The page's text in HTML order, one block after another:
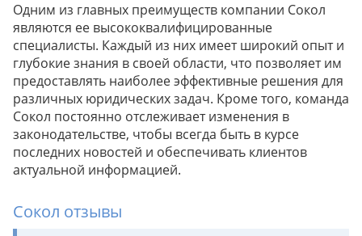
Одним из главных преимуществ компании Сокол
являются ее высококвалифицированные
специалисты. Каждый из них имеет широкий опыт и
глубокие знания в своей области, что позволяет им
предоставлять наиболее эффективные решения для
различных юридических задач. Кроме того, команда
Сокол постоянно отслеживает изменения в
законодательстве, чтобы всегда быть в курсе
последних новостей и обеспечивать клиентов
актуальной информацией.
Сокол отзывы